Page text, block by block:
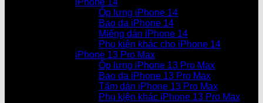
iPhone 14
Ốp lưng iPhone 14
Bao da iPhone 14
Miếng dán iPhone 14
Phụ kiện khác cho iPhone 14
iPhone 13 Pro Max
Ốp lưng iPhone 13 Pro Max
Bao da iPhone 13 Pro Max
Tấm dán iPhone 13 Pro Max
Phụ kiện khác iPhone 13 Pro Max